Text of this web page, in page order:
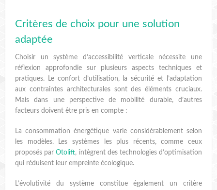
Critères de choix pour une solution
adaptée
Choisir un système d’accessibilité verticale nécessite une
réflexion approfondie sur plusieurs aspects techniques et
pratiques. Le confort d’utilisation, la sécurité et l’adaptation
aux contraintes architecturales sont des éléments cruciaux.
Mais dans une perspective de mobilité durable, d’autres
facteurs doivent être pris en compte :
La consommation énergétique varie considérablement selon
les modèles. Les systèmes les plus récents, comme ceux
proposés parOtolift, intègrent des technologies d’optimisation
qui réduisent leur empreinte écologique.
L’évolutivité du système constitue également un critère